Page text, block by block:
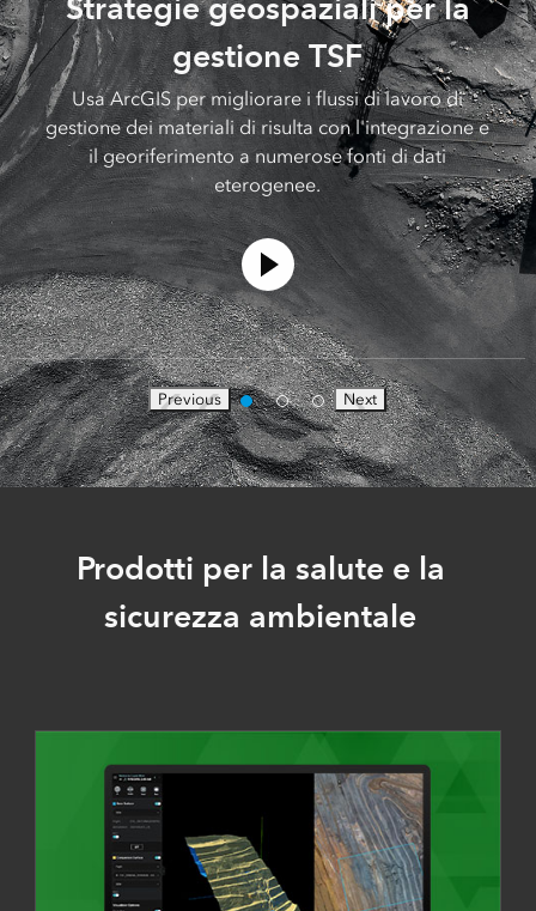
Strategie geospaziali per la
gestione TSF
Usa ArcGIS per migliorare i flussi di lavoro di
gestione dei materiali di risulta con l'integrazione e
il georiferimento a numerose fonti di dati
eterogenee.
Previous Next
Prodotti per la salute e la
sicurezza ambientale